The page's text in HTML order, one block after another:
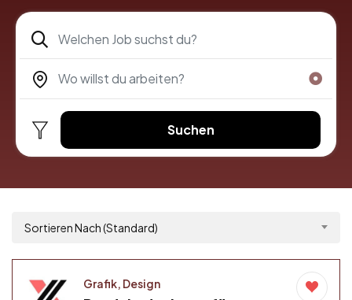
Suchen
Sortieren Nach (Standard)
Grafik, Design